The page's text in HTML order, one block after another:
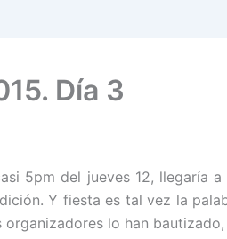
Día 3
5pm del jueves 12, llegaría
Y fiesta es tal vez la
lo han